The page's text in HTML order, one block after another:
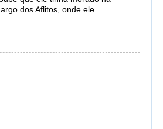
dos Aflitos, onde ele